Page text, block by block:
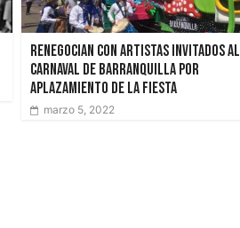
Renegocian con artistas invitados al
Carnaval de Barranquilla por
aplazamiento de la fiesta
marzo 5, 2022